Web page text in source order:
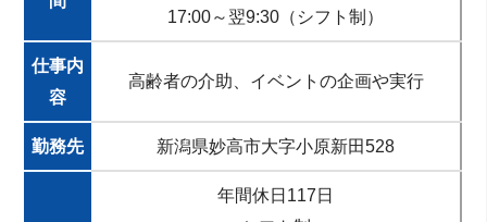
17:00～翌9:30（シフト制）
仕事内
容
高齢者の介助、イベントの企画や実行
勤務先 新潟県妙高市大字小原新田528
年間休日117日